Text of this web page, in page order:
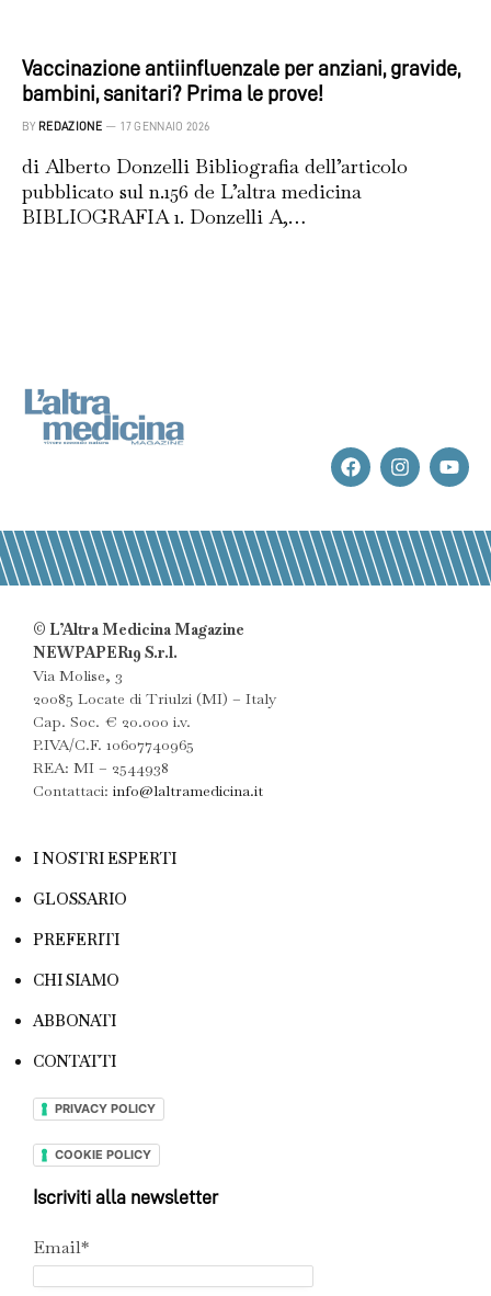
Vaccinazione antiinfluenzale per anziani, gravide,
bambini, sanitari? Prima le prove!
BY REDAZIONE 17 GENNAIO 2026
di Alberto Donzelli Bibliografia dell’articolo
pubblicato sul n.156 de L’altra medicina
BIBLIOGRAFIA 1. Donzelli A,…
© L’Altra Medicina Magazine
NEWPAPER19 S.r.l.
Via Molise, 3
20085 Locate di Triulzi (MI) – Italy
Cap. Soc. € 20.000 i.v.
P.IVA/C.F. 10607740965
REA: MI – 2544938
Contattaci: info@laltramedicina.it
I NOSTRI ESPERTI
GLOSSARIO
PREFERITI
CHI SIAMO
ABBONATI
CONTATTI
PRIVACY POLICY
COOKIE POLICY
Iscriviti alla newsletter
Email*